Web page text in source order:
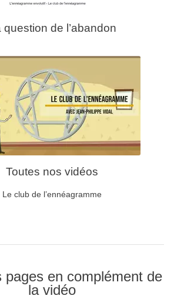
question de l’abandon
Toutes nos vidéos
Le club de l’ennéagramme
pages en complément de
la vidéo